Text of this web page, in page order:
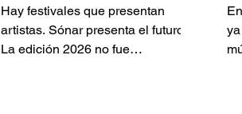
redefinir la electrónica
Hay festivales que presentan
artistas. Sónar presenta el futuro.
La edición 2026 no fue